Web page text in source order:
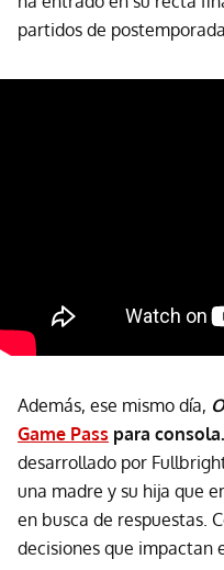
partidos de
Además, ese mismo día,
Game Pass para consola.
desarrollado por
una madre y su hija que
en busca de respuestas.
decisiones que impactan